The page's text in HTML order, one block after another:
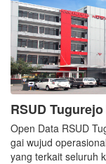
RSUD
Open Data RSUD
gai wujud
yang terkait seluruh